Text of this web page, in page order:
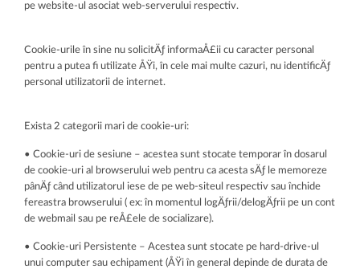
pe website-ul asociat web-serverului respectiv.
Cookie-urile în sine nu solicitÄƒ informaÅ£ii cu caracter personal
pentru a putea fi utilizate ÅŸi, în cele mai multe cazuri, nu identificÄƒ
personal utilizatorii de internet.
Exista 2 categorii mari de cookie-uri:
• Cookie-uri de sesiune – acestea sunt stocate temporar în dosarul
de cookie-uri al browserului web pentru ca acesta sÄƒ le memoreze
pânÄƒ când utilizatorul iese de pe web-siteul respectiv sau închide
fereastra browserului ( ex: în momentul logÄƒrii/delogÄƒrii pe un cont
de webmail sau pe reÅ£ele de socializare).
• Cookie-uri Persistente – Acestea sunt stocate pe hard-drive-ul
unui computer sau echipament (ÅŸi în general depinde de durata de